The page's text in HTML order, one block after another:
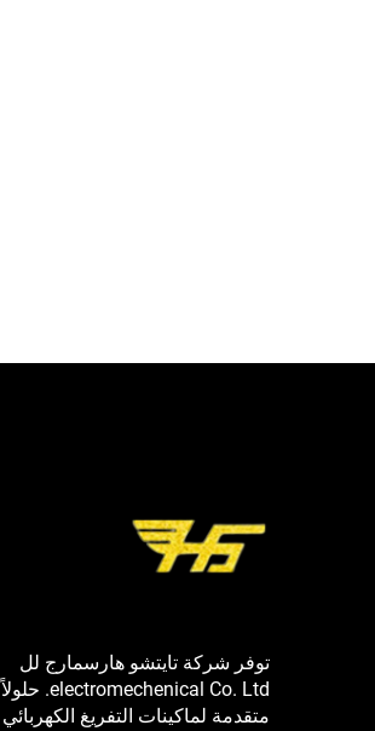
توفر شركة تايتشو هارسمارج لل
electromechenical Co. Ltd. حلولاً